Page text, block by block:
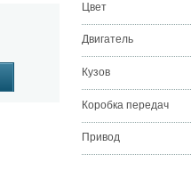
Цвет
Двигатель
Кузов
Коробка передач
Привод